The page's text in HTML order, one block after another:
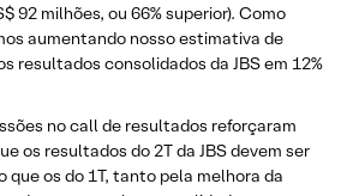
92 milhões, ou 66% superior). Como
aumentando nosso estimativa de
resultados consolidados da JBS em 12%
no call de resultados reforçaram
os resultados do 2T da JBS devem ser
que os do 1T, tanto pela melhora da